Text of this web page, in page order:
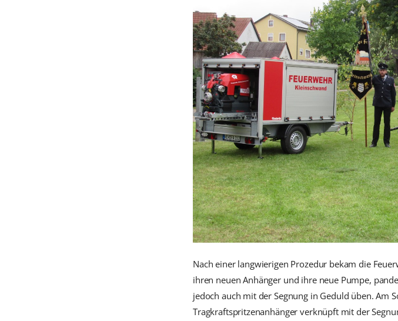
Nach einer langwierigen Prozedur bekam die
ihren neuen Anhänger und ihre neue Pumpe,
jedoch auch mit der Segnung in Geduld üben. Am
Tragkraftspritzenanhänger verknüpft mit der